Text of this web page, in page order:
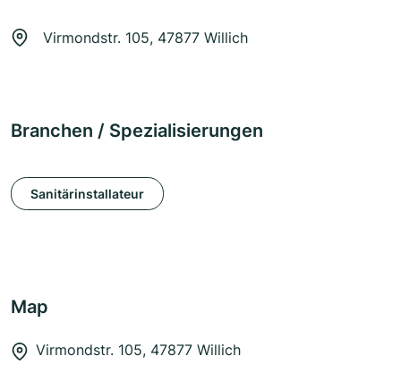
Virmondstr. 105, 47877 Willich
Branchen / Spezialisierungen
Sanitärinstallateur
Map
Virmondstr. 105, 47877 Willich